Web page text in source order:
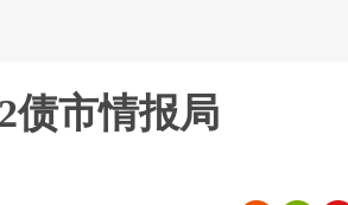
债市情报局